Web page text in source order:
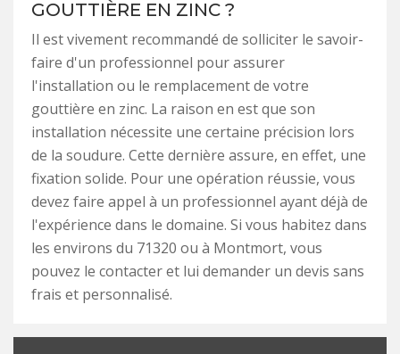
GOUTTIÈRE EN ZINC ?
Il est vivement recommandé de solliciter le savoir-
faire d'un professionnel pour assurer
l'installation ou le remplacement de votre
gouttière en zinc. La raison en est que son
installation nécessite une certaine précision lors
de la soudure. Cette dernière assure, en effet, une
fixation solide. Pour une opération réussie, vous
devez faire appel à un professionnel ayant déjà de
l'expérience dans le domaine. Si vous habitez dans
les environs du 71320 ou à Montmort, vous
pouvez le contacter et lui demander un devis sans
frais et personnalisé.